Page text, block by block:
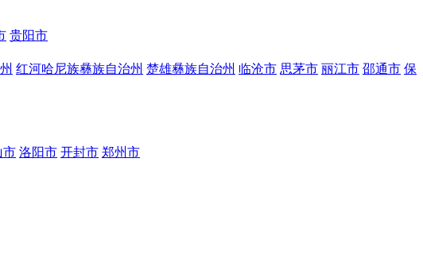
贵阳市
红河哈尼族彝族自治州 楚雄彝族自治州 临沧市 思茅市 丽江市 邵通市 保
市 洛阳市 开封市 郑州市